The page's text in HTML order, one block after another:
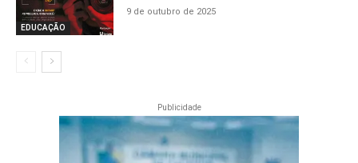
EDUCAÇÃO
9 de outubro de 2025
Publicidade